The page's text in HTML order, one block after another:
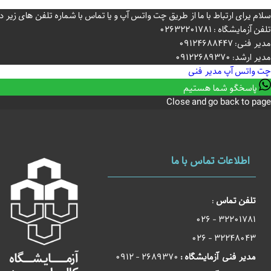
سلام یرای ارتباط با ما از طریق چت واتس آپ و یا تماس با شماره تلفن های
تلفن آزمایشگاه : 02632201781
مدیر فنی: 09124688447
مدیر ارشد: 09122689370
چت واتس آپ مدیر فنی
پاسخگو شما هستیم
Close and go back to page
اطلاعات تماس با ما
تلفن تماس :
32201781 - 026
32248043 - 026
مدیر فنی آزمایشگاه :